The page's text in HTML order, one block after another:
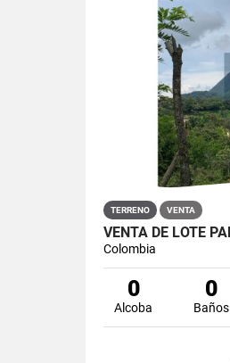
TERRENO VENTA
Colombia
0
Alcoba
0
Baños